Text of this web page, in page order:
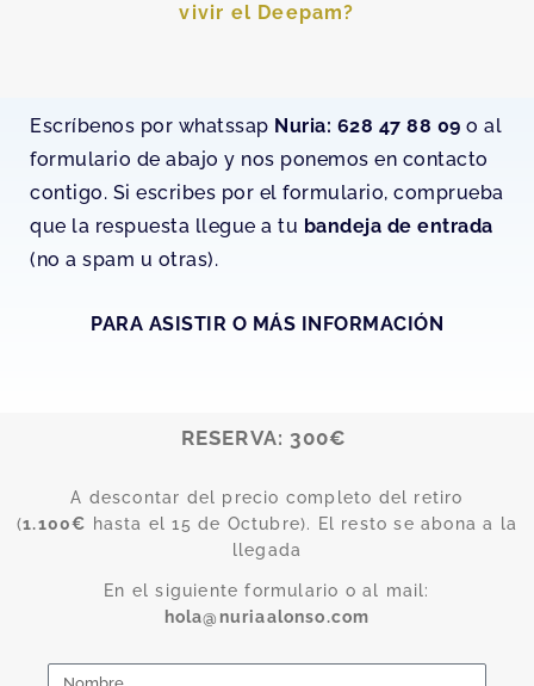
vivir el Deepam?
Escríbenos por whatssap Nuria: 628 47 88 09 o al
formulario de abajo y nos ponemos en contacto
contigo. Si escribes por el formulario, comprueba
que la respuesta llegue a tu bandeja de entrada
(no a spam u otras).
PARA ASISTIR O MÁS INFORMACIÓN
RESERVA: 300€
A descontar del precio completo del retiro
(1.100€ hasta el 15 de Octubre). El resto se abona a la
llegada
En el siguiente formulario o al mail:
hola@nuriaalonso.com